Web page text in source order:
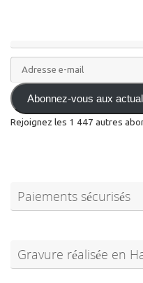
Adresse
e-
mail Abonnez-vous aux
Rejoignez les 1 447 autres
Paiements sécurisés
Gravure réalisée en